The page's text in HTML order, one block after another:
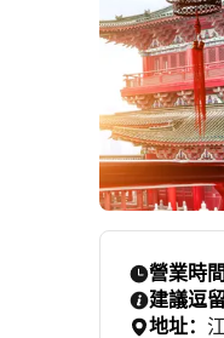
營業時間
建議逗
地址：